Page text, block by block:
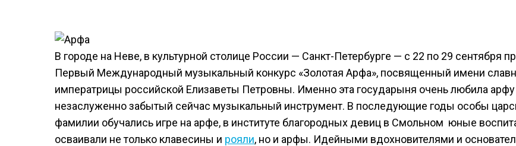
В городе на Неве, в культурной столице России — Санкт-Петербурге — с 22 по 29 сентября
Первый Международный музыкальный конкурс «Золотая Арфа», посвященный имени
императрицы российской Елизаветы Петровны. Именно эта государыня очень любила арфу
незаслуженно забытый сейчас музыкальный инструмент. В последующие годы особы
фамилии обучались игре на арфе, в институте благородных девиц в Смольном юные
осваивали не только клавесины и рояли, но и арфы. Идейными вдохновителями и